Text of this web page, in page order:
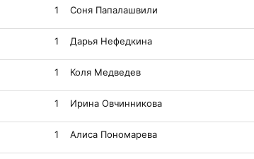
1 Соня Папалашвили
1 Дарья Нефедкина
1 Коля Медведев
1 Ирина Овчинникова
1 Алиса Пономарева